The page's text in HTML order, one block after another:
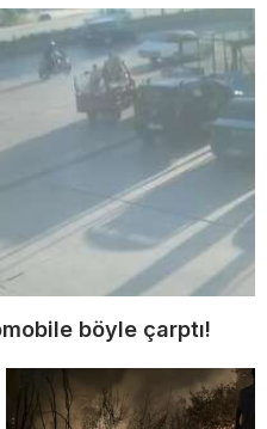
böyle çarptı!